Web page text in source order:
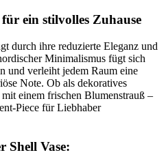
ein stilvolles Zuhause
durch ihre reduzierte Eleganz und
Minimalismus fügt sich
und verleiht jedem Raum eine
Note. Ob als dekoratives
einem frischen Blumenstrauß –
Piece für Liebhaber
Shell Vase: